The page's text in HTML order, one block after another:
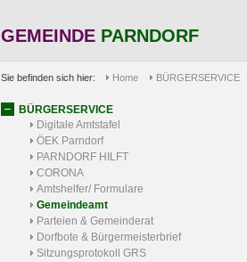
GEMEINDE PARNDORF
Sie befinden sich hier: Home BÜRGERSERVICE
BÜRGERSERVICE
Digitale Amtstafel
ÖEK Parndorf
PARNDORF HILFT
CORONA
Amtshelfer/ Formulare
Gemeindeamt
Parteien & Gemeinderat
Dorfbote & Bürgermeisterbrief
Sitzungsprotokoll GRS